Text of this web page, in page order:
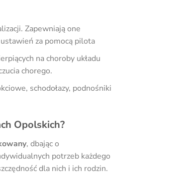
Zapewniają one
za pomocą pilota
na choroby układu
chorego.
schodołazy, podnośniki
Opolskich?
, dbając o
potrzeb każdego
dla nich i ich rodzin.